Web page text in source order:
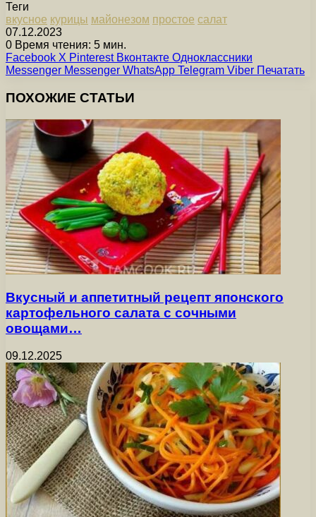
Теги
вкусное курицы майонезом простое салат
07.12.2023
0 Время чтения: 5 мин.
Facebook X Pinterest Вконтакте Одноклассники
Messenger Messenger WhatsApp Telegram Viber Печатать
ПОХОЖИЕ СТАТЬИ
Вкусный и аппетитный рецепт японского
картофельного салата с сочными
овощами…
09.12.2025